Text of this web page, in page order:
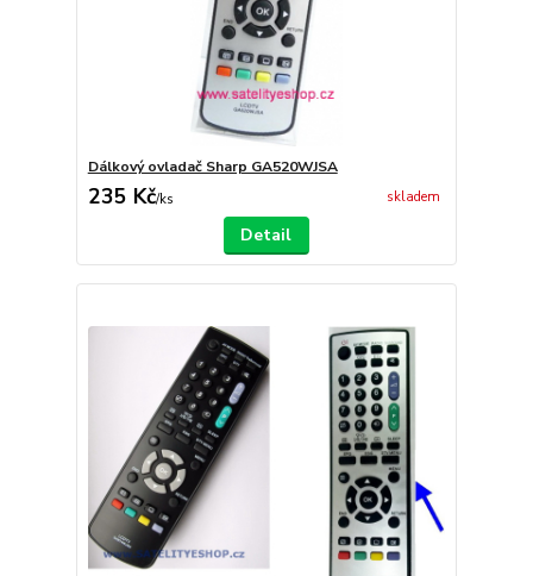
Dálkový ovladač Sharp GA520WJSA
235 Kč/ks skladem
Detail